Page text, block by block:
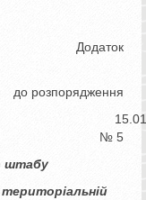
до розпорядження
№ 5
штабу
територіальній